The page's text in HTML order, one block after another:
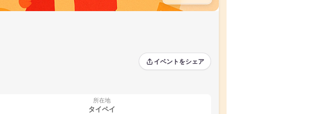
イベントをシェア
所在地
タイペイ